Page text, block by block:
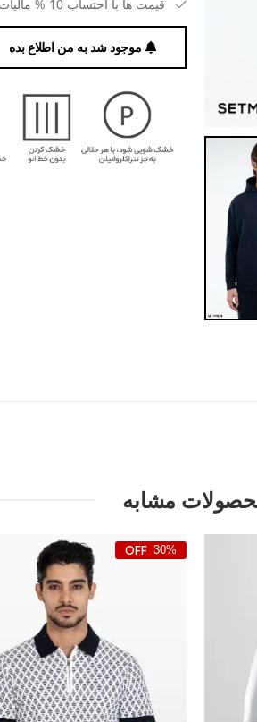
قیمت ها با احتساب 10 % مالیات بر ارزش افزوده می باشد.
موجود شد به من اطلاع بده
مشابه
30%